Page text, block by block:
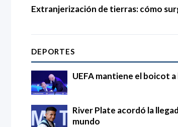
Extranjerización de tierras: cómo
DEPORTES
UEFA mantiene el boicot
River Plate acordó la
mundo